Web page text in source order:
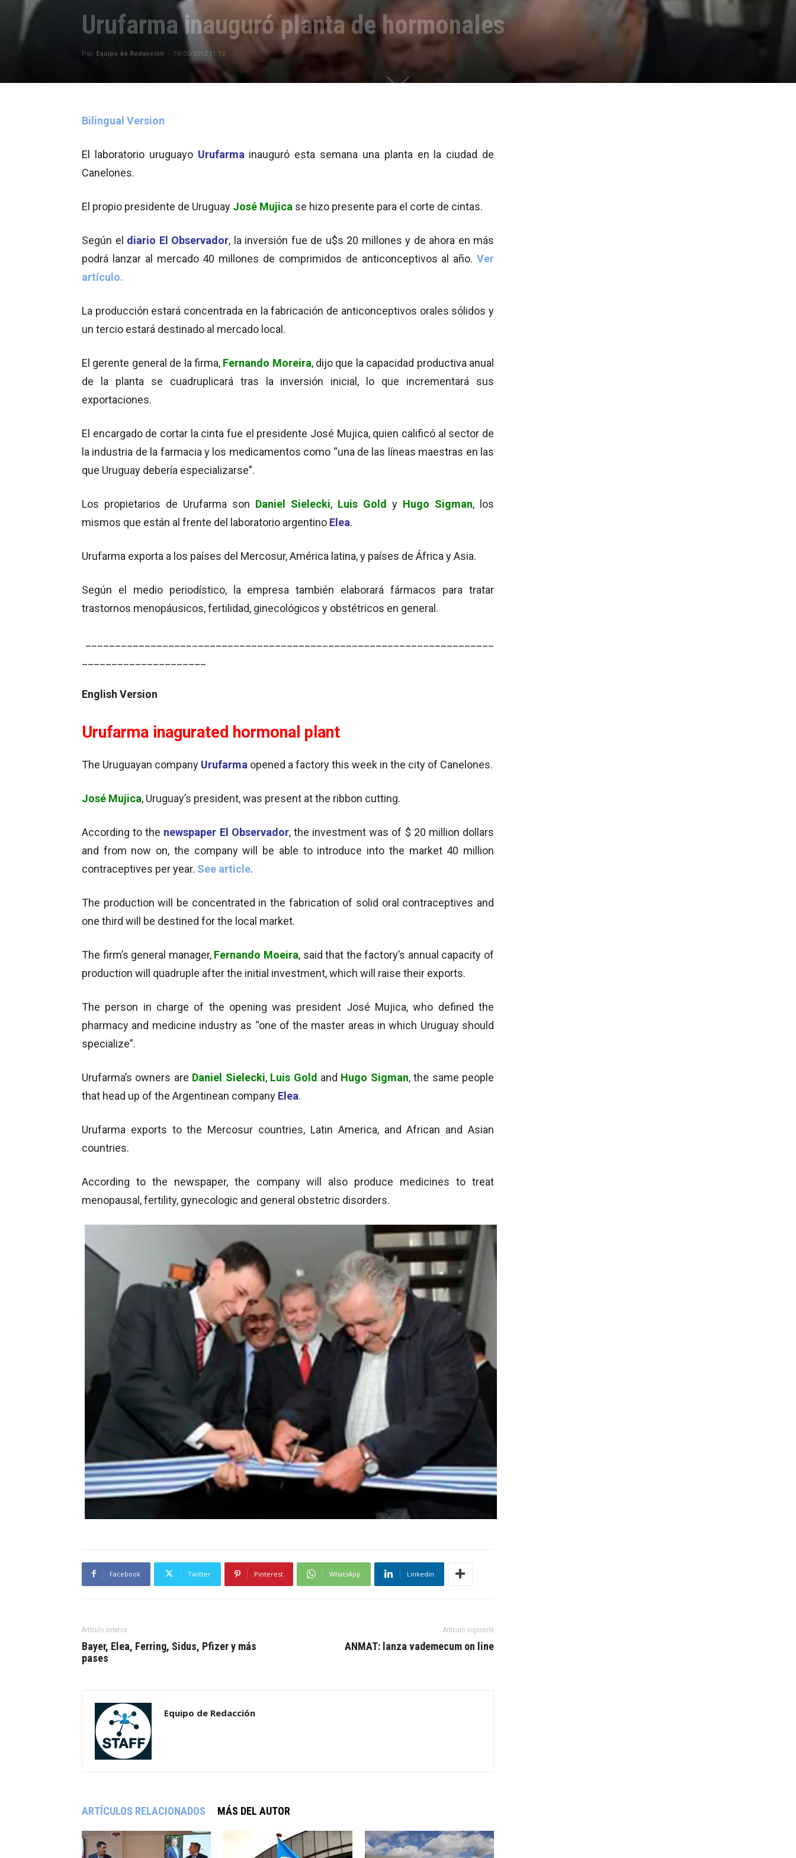
Urufarma inauguró planta de hormonales
Por Equipo de Redacción - 10/05/2012 11:12
Bilingual Version
El laboratorio uruguayo Urufarma inauguró esta semana una planta en la ciudad de
Canelones.
El propio presidente de Uruguay José Mujica se hizo presente para el corte de cintas.
Según el diario El Observador, la inversión fue de u$s 20 millones y de ahora en más
podrá lanzar al mercado 40 millones de comprimidos de anticonceptivos al año. Ver
artículo.
La producción estará concentrada en la fabricación de anticonceptivos orales sólidos y
un tercio estará destinado al mercado local.
El gerente general de la firma, Fernando Moreira, dijo que la capacidad productiva anual
de la planta se cuadruplicará tras la inversión inicial, lo que incrementará sus
exportaciones.
El encargado de cortar la cinta fue el presidente José Mujica, quien calificó al sector de
la industria de la farmacia y los medicamentos como “una de las líneas maestras en las
que Uruguay debería especializarse”.
Los propietarios de Urufarma son Daniel Sielecki, Luis Gold y Hugo Sigman, los
mismos que están al frente del laboratorio argentino Elea.
Urufarma exporta a los países del Mercosur, América latina, y países de África y Asia.
Según el medio periodístico, la empresa también elaborará fármacos para tratar
trastornos menopáusicos, fertilidad, ginecológicos y obstétricos en general.
English Version
Urufarma inagurated hormonal plant
The Uruguayan company Urufarma opened a factory this week in the city of Canelones.
José Mujica, Uruguay’s president, was present at the ribbon cutting.
According to the newspaper El Observador, the investment was of $ 20 million dollars
and from now on, the company will be able to introduce into the market 40 million
contraceptives per year. See article.
The production will be concentrated in the fabrication of solid oral contraceptives and
one third will be destined for the local market.
The firm’s general manager, Fernando Moeira, said that the factory’s annual capacity of
production will quadruple after the initial investment, which will raise their exports.
The person in charge of the opening was president José Mujica, who defined the
pharmacy and medicine industry as “one of the master areas in which Uruguay should
specialize”.
Urufarma’s owners are Daniel Sielecki, Luis Gold and Hugo Sigman, the same people
that head up of the Argentinean company Elea.
Urufarma exports to the Mercosur countries, Latin America, and African and Asian
countries.
According to the newspaper, the company will also produce medicines to treat
menopausal, fertility, gynecologic and general obstetric disorders.
Facebook Twitter Pinterest WhatsApp Linkedin
Artículo anterior
Bayer, Elea, Ferring, Sidus, Pfizer y más
pases
Artículo siguiente
ANMAT: lanza vademecum on line
Equipo de Redacción
ARTÍCULOS RELACIONADOS MÁS DEL AUTOR